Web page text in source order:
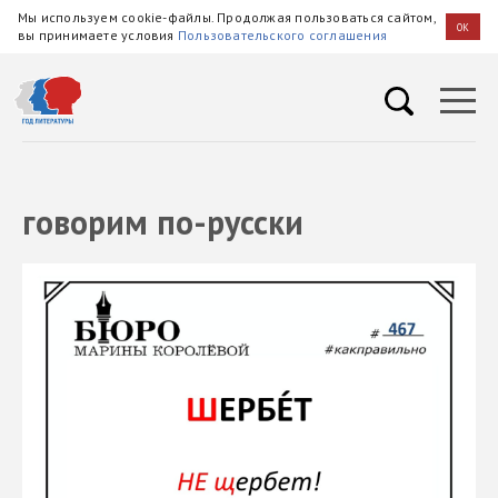
Мы используем cookie-файлы. Продолжая пользоваться сайтом,
вы принимаете условия Пользовательского соглашения OK
говорим по-русски